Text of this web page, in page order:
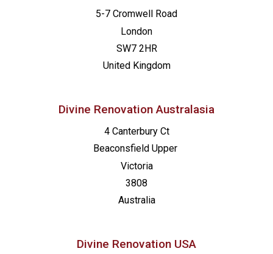
5-7 Cromwell Road
London
SW7 2HR
United Kingdom
Divine Renovation Australasia
4 Canterbury Ct
Beaconsfield Upper
Victoria
3808
Australia
Divine Renovation USA